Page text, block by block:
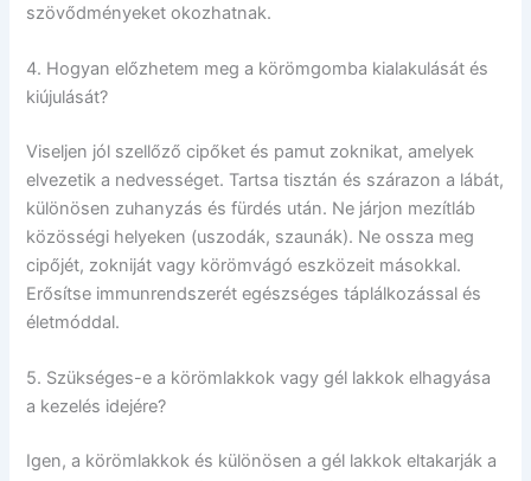
szövődményeket okozhatnak.
4. Hogyan előzhetem meg a körömgomba kialakulását és
kiújulását?
Viseljen jól szellőző cipőket és pamut zoknikat, amelyek
elvezetik a nedvességet. Tartsa tisztán és szárazon a lábát,
különösen zuhanyzás és fürdés után. Ne járjon mezítláb
közösségi helyeken (uszodák, szaunák). Ne ossza meg
cipőjét, zokniját vagy körömvágó eszközeit másokkal.
Erősítse immunrendszerét egészséges táplálkozással és
életmóddal.
5. Szükséges-e a körömlakkok vagy gél lakkok elhagyása
a kezelés idejére?
Igen, a körömlakkok és különösen a gél lakkok eltakarják a